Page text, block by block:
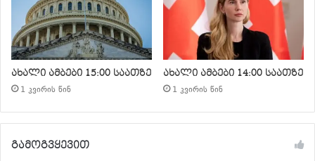
ახალი ამბები 15:00 საათზე
1 კვირის წინ
ახალი ამბები 14:00 საათზე
1 კვირის წინ
გამოგვყევით